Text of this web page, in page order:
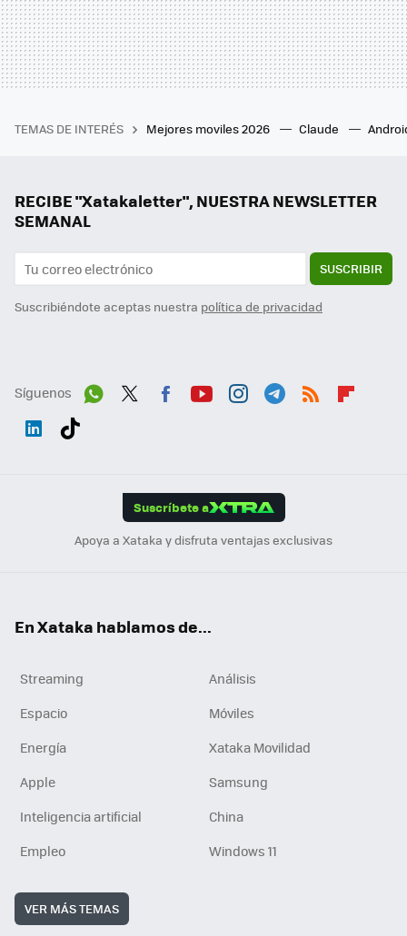
TEMAS DE INTERÉS Mejores moviles 2026 Claude
RECIBE "Xatakaletter", NUESTRA NEWSLETTER
SEMANAL
SUSCRIBIR
Suscribiéndote aceptas nuestra política de privacidad
Síguenos
Suscríbete a
Apoya a Xataka y disfruta ventajas exclusivas
En Xataka hablamos de...
Streaming
Análisis
Espacio
Móviles
Energía
Xataka Movilidad
Apple
Samsung
Inteligencia artificial
China
Empleo
Windows 11
VER MÁS TEMAS